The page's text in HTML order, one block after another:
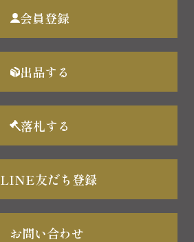
会員登録
出品する
落札する
LINE友だち登録
お問い合わせ